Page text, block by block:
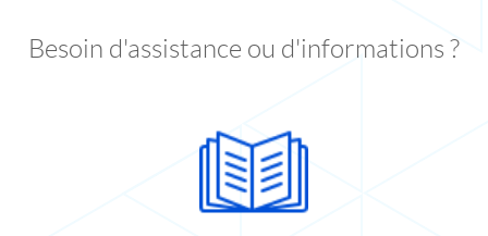
Besoin d'assistance ou d'informations ?